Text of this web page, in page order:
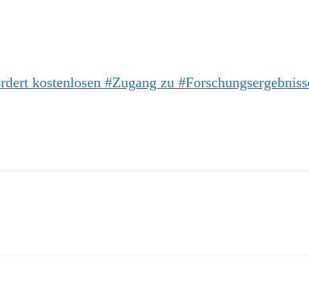
kostenlosen #Zugang zu